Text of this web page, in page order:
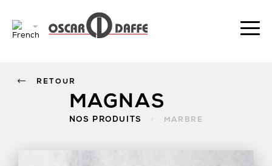
MAGNAS
NOS PRODUITS MARBRE
RETOUR